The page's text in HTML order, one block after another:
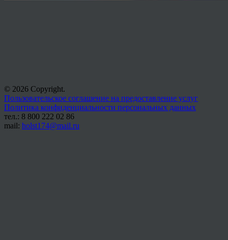
© 2026 Copyright.
Пользовательское соглашение на предоставление услуг
Политика конфиденциальности персональных данных
тел.: 8 800 222 02 86
mail: holst174@mail.ru